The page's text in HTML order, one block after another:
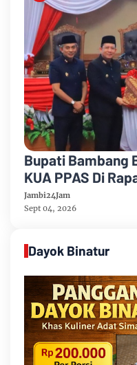
Bupati Bambang
KUA PPAS Di
Muarojambi
Jambi24Jam
Sept 04, 2026
Dayok Binatur